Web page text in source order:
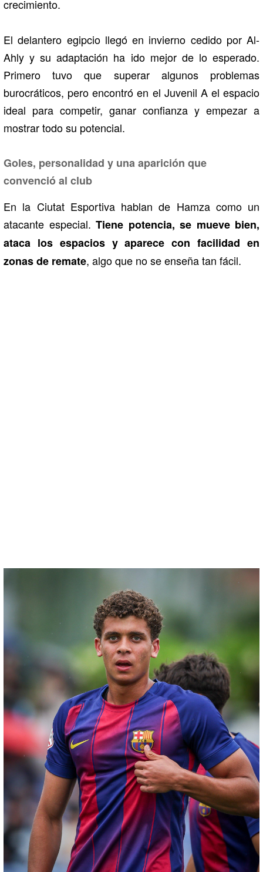
crecimiento.
El delantero egipcio llegó en invierno cedido por Al-
Ahly y su adaptación ha ido mejor de lo esperado.
Primero tuvo que superar algunos problemas
burocráticos, pero encontró en el Juvenil A el espacio
ideal para competir, ganar confianza y empezar a
mostrar todo su potencial.
Goles, personalidad y una aparición que
convenció al club
En la Ciutat Esportiva hablan de Hamza como un
atacante especial. Tiene potencia, se mueve bien,
ataca los espacios y aparece con facilidad en
zonas de remate, algo que no se enseña tan fácil.